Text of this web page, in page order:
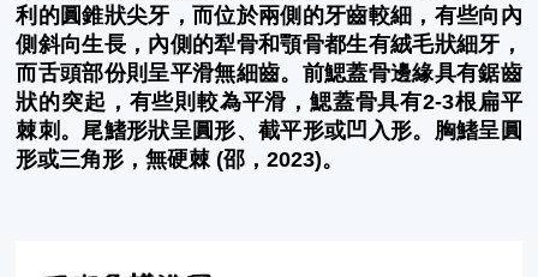
利的圓錐狀尖牙，而位於兩側的牙齒較細，有些向內
側斜向生長，內側的犁骨和顎骨都生有絨毛狀細牙，
而舌頭部份則呈平滑無細齒。前鰓蓋骨邊緣具有鋸齒
狀的突起，有些則較為平滑，鰓蓋骨具有2-3根扁平
棘刺。尾鰭形狀呈圓形、截平形或凹入形。胸鰭呈圓
形或三角形，無硬棘 (邵，2023)。